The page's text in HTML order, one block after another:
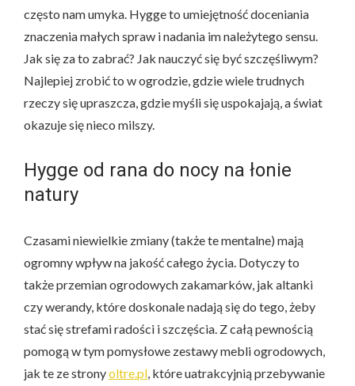
często nam umyka. Hygge to umiejętność doceniania
znaczenia małych spraw i nadania im należytego sensu.
Jak się za to zabrać? Jak nauczyć się być szczęśliwym?
Najlepiej zrobić to w ogrodzie, gdzie wiele trudnych
rzeczy się upraszcza, gdzie myśli się uspokajają, a świat
okazuje się nieco milszy.
Hygge od rana do nocy na łonie
natury
Czasami niewielkie zmiany (także te mentalne) mają
ogromny wpływ na jakość całego życia. Dotyczy to
także przemian ogrodowych zakamarków, jak altanki
czy werandy, które doskonale nadają się do tego, żeby
stać się strefami radości i szczęścia. Z całą pewnością
pomogą w tym pomysłowe zestawy mebli ogrodowych,
jak te ze stronyoltre.pl, które uatrakcyjnią przebywanie